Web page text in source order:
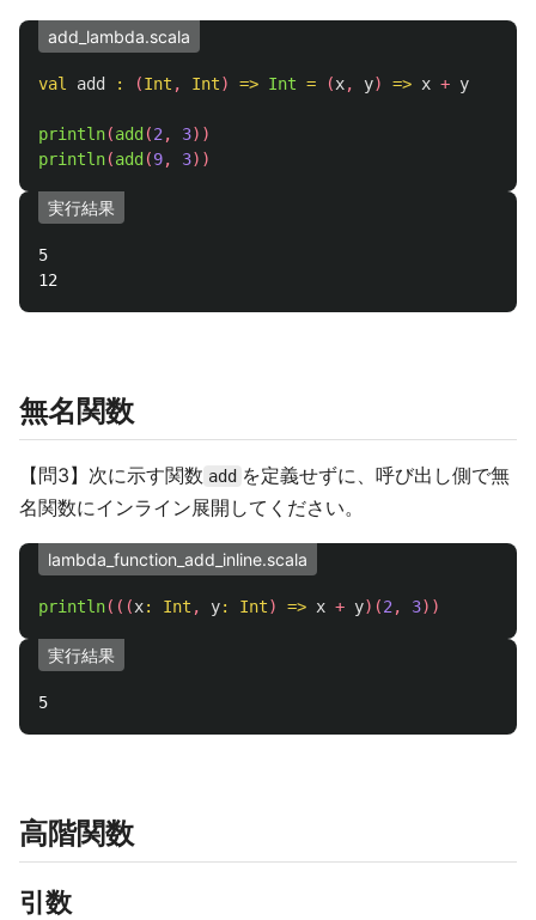
add_lambda.scala
val add : (Int , Int) => Int = (x, y) => x + y
println(add (2 , 3))
println(add (9, 3))
実行結果
5
無名関数
【問3】次に示す関数 add を定義せずに、呼び出し側で無
名関数にインライン展開してください。
lambda_function_add_inline.scala
println(((x: Int , y: Int) => x + y)(2 , 3))
実行結果
高階関数
引数